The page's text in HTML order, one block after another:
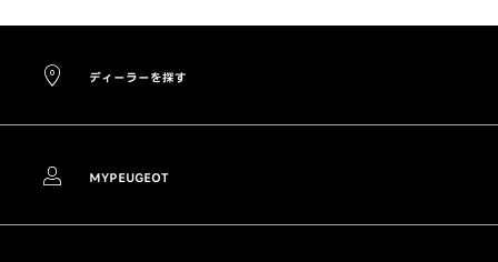
ディーラーを探す
MYPEUGEOT